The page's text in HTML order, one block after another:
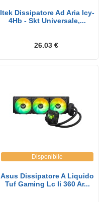
Itek Dissipatore Ad Aria Icy-
4Hb - Skt Universale,...
26.03 €
Disponibile
Asus Dissipatore A Liquido
Tuf Gaming Lc Ii 360 Ar...